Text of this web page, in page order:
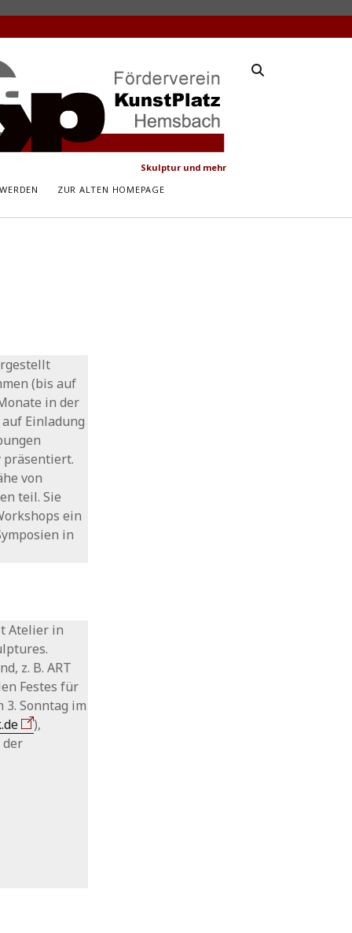
Skulptur und mehr
ZUR ALTEN HOMEPAGE
(bis auf
in der
Einladung
präsentiert.
von
teil. Sie
ein
in
Atelier in
z. B. ART
Festes für
3. Sonntag im
),
der